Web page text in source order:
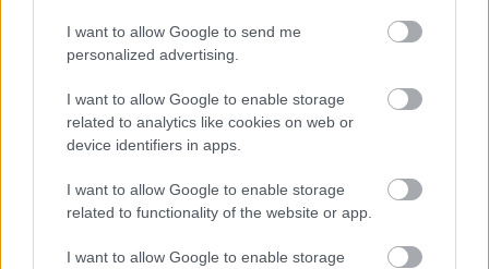
I want to allow Google to send me
personalized advertising.
I want to allow Google to enable storage
related to analytics like cookies on web or
device identifiers in apps.
I want to allow Google to enable storage
related to functionality of the website or app.
I want to allow Google to enable storage
4. Valentina
Fotó: Rodin Eckenroth / Getty Images Hungary